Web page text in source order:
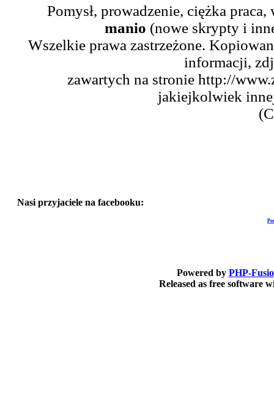
Pomysł, prowadzenie, ciężka
manio (nowe skrypty i
Wszelkie prawa zastrzeżone.
informacji,
zawartych na stronie http://
jakiejkolwiek
Nasi przyjaciele na facebooku:
Powered by PHP-
Released as free software